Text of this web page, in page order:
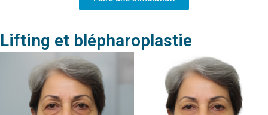
Lifting et blépharoplastie